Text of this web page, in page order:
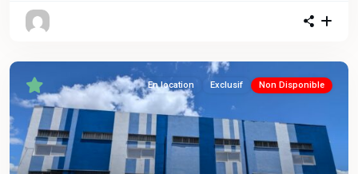
En location Exclusif Non Disponible